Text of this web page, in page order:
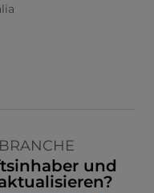
und